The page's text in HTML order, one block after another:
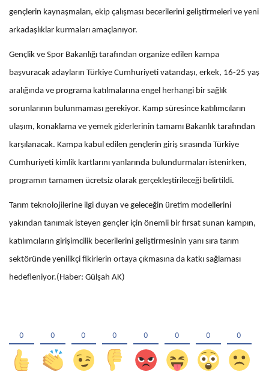
gençlerin kaynaşmaları, ekip çalışması becerilerini geliştirmeleri ve yeni
arkadaşlıklar kurmaları amaçlanıyor.
Gençlik ve Spor Bakanlığı tarafından organize edilen kampa
başvuracak adayların Türkiye Cumhuriyeti vatandaşı, erkek, 16-25 yaş
aralığında ve programa katılmalarına engel herhangi bir sağlık
sorunlarının bulunmaması gerekiyor. Kamp süresince katılımcıların
ulaşım, konaklama ve yemek giderlerinin tamamı Bakanlık tarafından
karşılanacak. Kampa kabul edilen gençlerin giriş sırasında Türkiye
Cumhuriyeti kimlik kartlarını yanlarında bulundurmaları istenirken,
programın tamamen ücretsiz olarak gerçekleştirileceği belirtildi.
Tarım teknolojilerine ilgi duyan ve geleceğin üretim modellerini
yakından tanımak isteyen gençler için önemli bir fırsat sunan kampın,
katılımcıların girişimcilik becerilerini geliştirmesinin yanı sıra tarım
sektöründe yenilikçi fikirlerin ortaya çıkmasına da katkı sağlaması
hedefleniyor.(Haber: Gülşah AK)